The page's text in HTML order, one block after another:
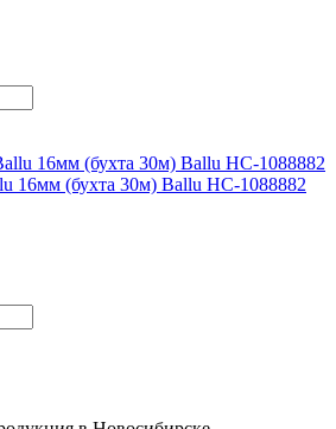
16мм (бухта 30м) Ballu НС-1088882